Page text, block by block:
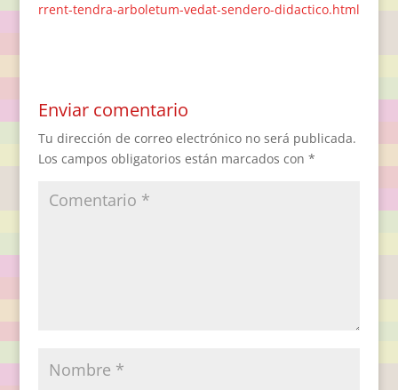
rrent-tendra-arboletum-vedat-sendero-didactico.html
Enviar comentario
Tu dirección de correo electrónico no será publicada.
Los campos obligatorios están marcados con *